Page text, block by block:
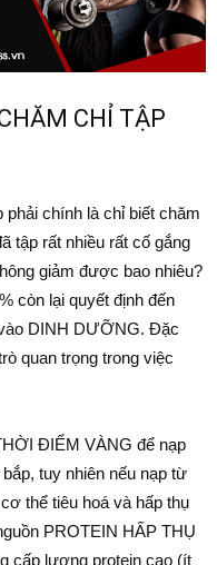
CHỈ TẬP
chính là chỉ biết chăm
tập rất nhiều rất cố gắng
giảm được bao nhiêu?
còn lại quyết định đến
DINH DƯỠNG. Đặc
quan trọng trong việc
ĐIỂM VÀNG để nạp
tuy nhiên nếu nạp từ
thể tiêu hoá và hấp thụ
PROTEIN HẤP THỤ
cấp lượng protein cao (ít